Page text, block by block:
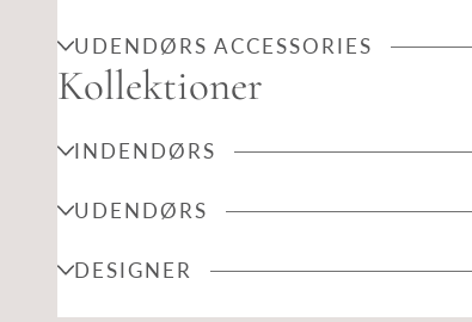
UDENDØRS ACCESSORIES
Kollektioner
INDENDØRS
UDENDØRS
DESIGNER